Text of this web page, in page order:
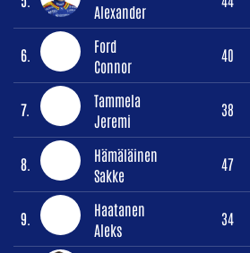
Alexander
6.
Ford
Connor
40
7.
Tammela
Jeremi
38
8.
Hämäläinen
Sakke
47
9.
Haatanen
Aleks
34